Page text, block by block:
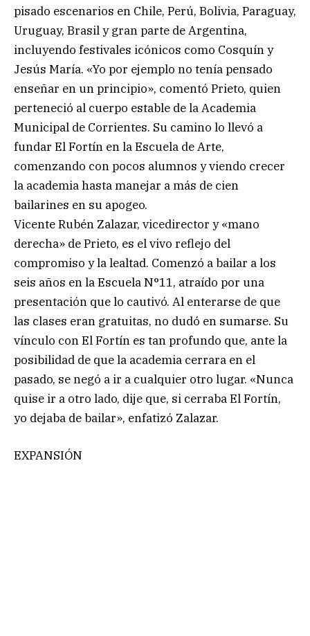
pisado escenarios en Chile, Perú, Bolivia, Paraguay,
Uruguay, Brasil y gran parte de Argentina,
incluyendo festivales icónicos como Cosquín y
Jesús María. «Yo por ejemplo no tenía pensado
enseñar en un principio», comentó Prieto, quien
perteneció al cuerpo estable de la Academia
Municipal de Corrientes. Su camino lo llevó a
fundar El Fortín en la Escuela de Arte,
comenzando con pocos alumnos y viendo crecer
la academia hasta manejar a más de cien
bailarines en su apogeo.
Vicente Rubén Zalazar, vicedirector y «mano
derecha» de Prieto, es el vivo reflejo del
compromiso y la lealtad. Comenzó a bailar a los
seis años en la Escuela N°11, atraído por una
presentación que lo cautivó. Al enterarse de que
las clases eran gratuitas, no dudó en sumarse. Su
vínculo con El Fortín es tan profundo que, ante la
posibilidad de que la academia cerrara en el
pasado, se negó a ir a cualquier otro lugar. «Nunca
quise ir a otro lado, dije que, si cerraba El Fortín,
yo dejaba de bailar», enfatizó Zalazar.
EXPANSIÓN